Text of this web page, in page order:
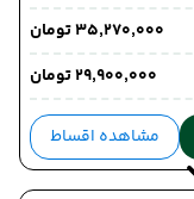
۳۵٬۲۷۰٬۰۰۰ تومان
۲۹٬۹۰۰٬۰۰۰ تومان
مشاهده اقساط